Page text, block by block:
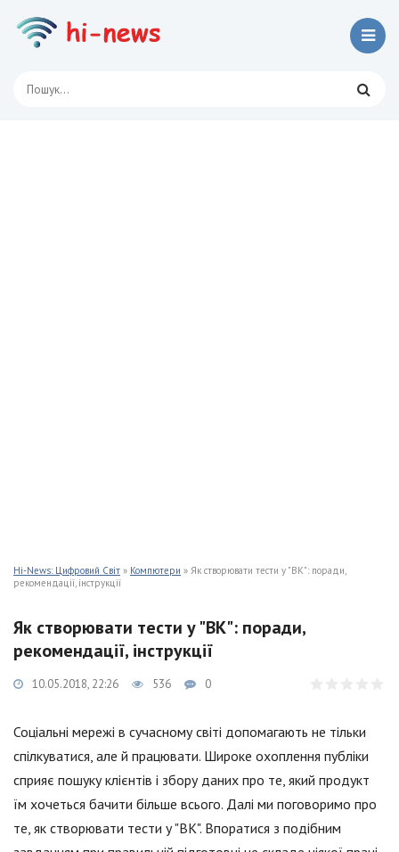
Hi-News: Цифровий Світ » Компютери » Як створювати тести у "ВК": поради,
рекомендації, інструкції
Як створювати тести у "ВК": поради,
рекомендації, інструкції
10.05.2018, 22:26 536 0
Соціальні мережі в сучасному світі допомагають не тільки
спілкуватися, але й працювати. Широке охоплення публіки
сприяє пошуку клієнтів і збору даних про те, який продукт
їм хочеться бачити більше всього. Далі ми поговоримо про
те, як створювати тести у "ВК". Впоратися з подібним